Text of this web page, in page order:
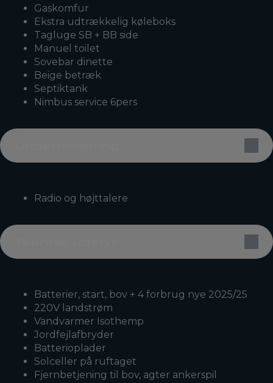
Gaskomfur
Ekstra udtrækkelig køleboks
Tagluge SB + BB side
Manuel toilet
Sovebar dinette
Beige betræk
Septiktank
Nimbus service 6pers
Radio og højttalere
Batterier, start, bov + 4 forbrug nye 2025/25
220V landstrøm
Vandvarmer Isothemp
Jordfejlafbryder
Batterioplader
Solceller på ruftaget
Fjernbetjening til bov, agter ankerspil